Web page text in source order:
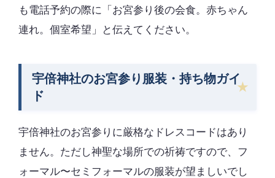
も電話予約の際に「お宮参り後の会食。赤ちゃん
連れ。個室希望」と伝えてください。
宇倍神社のお宮参り服装・持ち物ガイ
ド
宇倍神社のお宮参りに厳格なドレスコードはあり
ません。ただし神聖な場所での祈祷ですので、フ
ォーマル〜セミフォーマルの服装が望ましいでし